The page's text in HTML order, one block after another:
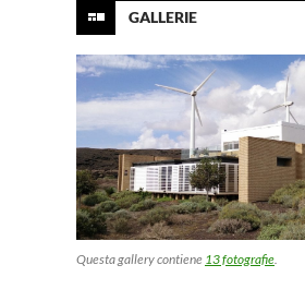
GALLERIE
Questa gallery contiene 13 fotografie.